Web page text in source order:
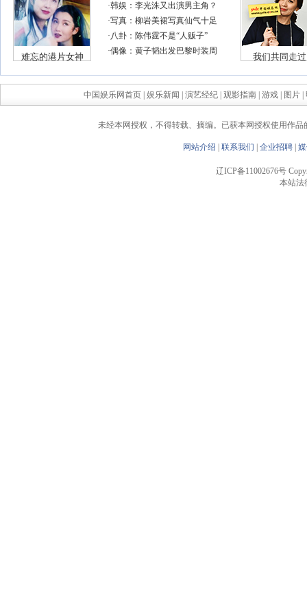
中国娱乐网首页| 娱乐新闻 演艺经纪| 观影指南| 游戏| 图片|
未经本网授权，不得转载、摘编。已获本网授权使用作
网站介绍 联系我们 企业招聘
辽ICP备11002676号
本站法